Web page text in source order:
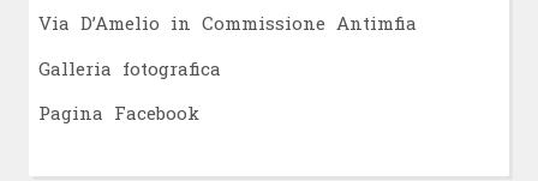
Via D’Amelio in Commissione Antimfia
Galleria fotografica
Pagina Facebook